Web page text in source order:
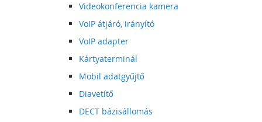
Videokonferencia kamera
VoIP átjáró, irányító
VoIP adapter
Kártyaterminál
Mobil adatgyűjtő
Diavetítő
DECT bázisállomás